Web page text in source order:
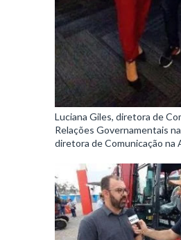
Luciana Giles, diretora de
Relações Governamentais
diretora de Comunicação na